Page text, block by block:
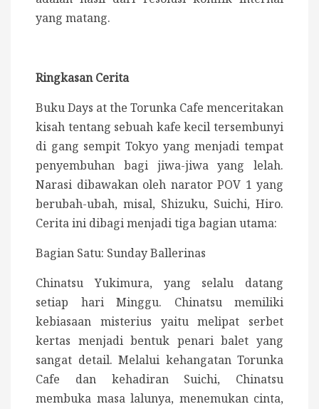
yang matang.
Ringkasan Cerita
Buku Days at the Torunka Cafe menceritakan
kisah tentang sebuah kafe kecil tersembunyi
di gang sempit Tokyo yang menjadi tempat
penyembuhan bagi jiwa-jiwa yang lelah.
Narasi dibawakan oleh narator POV 1 yang
berubah-ubah, misal, Shizuku, Suichi, Hiro.
Cerita ini dibagi menjadi tiga bagian utama:
Bagian Satu: Sunday Ballerinas
Chinatsu Yukimura, yang selalu datang
setiap hari Minggu. Chinatsu memiliki
kebiasaan misterius yaitu melipat serbet
kertas menjadi bentuk penari balet yang
sangat detail. Melalui kehangatan Torunka
Cafe dan kehadiran Suichi, Chinatsu
membuka masa lalunya, menemukan cinta,